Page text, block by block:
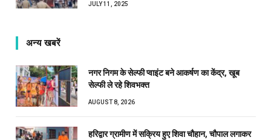
JULY 11, 2025
अन्य खबरें
नगर निगम के सेल्फी प्वाइंट बने आकर्षण का केंद्र, खूब
सेल्फी ले रहे शिवभक्त
AUGUST 8, 2026
हरिद्वार ग्रामीण में सक्रिय हुए शिवा चौहान, चौपाल लगाकर